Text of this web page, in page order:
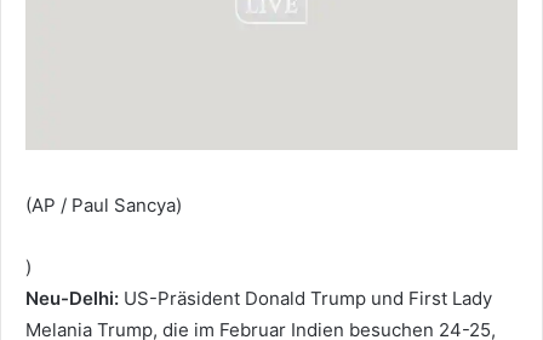
(AP / Paul Sancya)
)
Neu-Delhi: US-Präsident Donald Trump und First Lady
Melania Trump, die im Februar Indien besuchen 24-25,